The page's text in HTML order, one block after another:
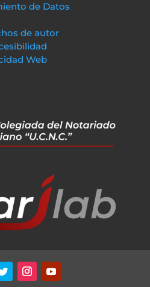
de Datos
de autor
Web